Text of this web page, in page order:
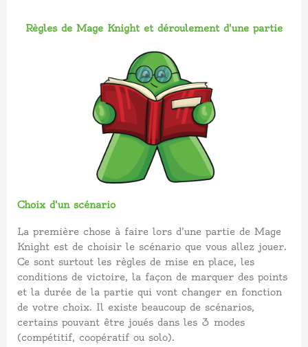
Règles de Mage Knight et déroulement d'une partie
Choix d'un scénario
La première chose à faire lors d’une partie de Mage
Knight est de choisir le scénario que vous allez jouer.
Ce sont surtout les règles de mise en place, les
conditions de victoire, la façon de marquer des points
et la durée de la partie qui vont changer en fonction
de votre choix. Il existe beaucoup de scénarios,
certains pouvant être joués dans les 3 modes
(compétitif, coopératif ou solo).